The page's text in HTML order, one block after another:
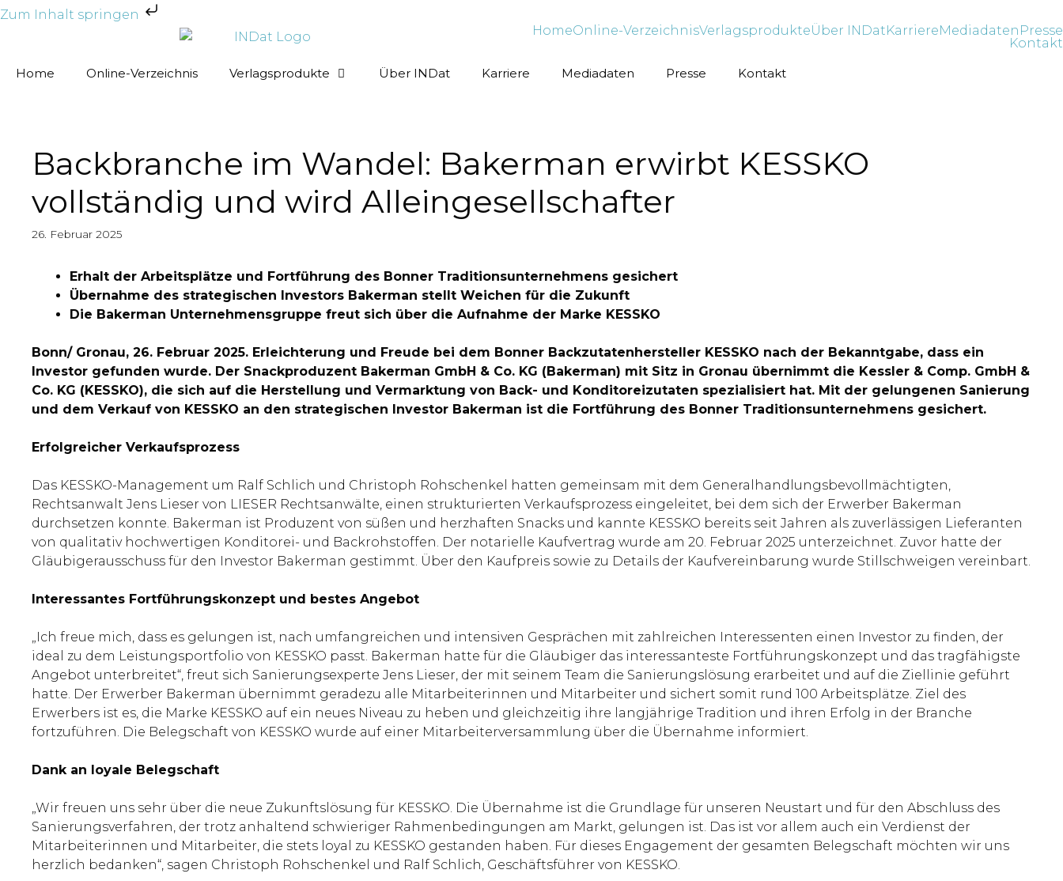
Zum Inhalt springen
HomeOnline-VerzeichnisVerlagsprodukteÜber INDatKarriereMediadaten Presse
Kontakt
Home
Online-Verzeichnis Verlagsprodukte Über INDat Karriere Mediadaten Presse Kontakt
Backbranche im Wandel: Bakerman erwirbt KESSKO
vollständig und wird Alleingesellschafter
26. Februar 2025
Erhalt der Arbeitsplätze und Fortführung des Bonner Traditionsunternehmens gesichert
Übernahme des strategischen Investors Bakerman stellt Weichen für die Zukunft
Die Bakerman Unternehmensgruppe freut sich über die Aufnahme der Marke KESSKO
Bonn/ Gronau, 26. Februar 2025. Erleichterung und Freude bei dem Bonner Backzutatenhersteller KESSKO nach der Bekanntgabe, dass ein
Investor gefunden wurde. Der Snackproduzent Bakerman GmbH & Co. KG (Bakerman) mit Sitz in Gronau übernimmt die Kessler & Comp. GmbH &
Co. KG (KESSKO), die sich auf die Herstellung und Vermarktung von Back- und Konditoreizutaten spezialisiert hat. Mit der gelungenen Sanierung
und dem Verkauf von KESSKO an den strategischen Investor Bakerman ist die Fortführung des Bonner Traditionsunternehmens gesichert.
Erfolgreicher Verkaufsprozess
Das KESSKO-Management um Ralf Schlich und Christoph Rohschenkel hatten gemeinsam mit dem Generalhandlungsbevollmächtigten,
Rechtsanwalt Jens Lieser von LIESER Rechtsanwälte, einen strukturierten Verkaufsprozess eingeleitet, bei dem sich der Erwerber Bakerman
durchsetzen konnte. Bakerman ist Produzent von süßen und herzhaften Snacks und kannte KESSKO bereits seit Jahren als zuverlässigen Lieferanten
von qualitativ hochwertigen Konditorei- und Backrohstoffen. Der notarielle Kaufvertrag wurde am 20. Februar 2025 unterzeichnet. Zuvor hatte der
Gläubigerausschuss für den Investor Bakerman gestimmt. Über den Kaufpreis sowie zu Details der Kaufvereinbarung wurde Stillschweigen vereinbart.
Interessantes Fortführungskonzept und bestes Angebot
„Ich freue mich, dass es gelungen ist, nach umfangreichen und intensiven Gesprächen mit zahlreichen Interessenten einen Investor zu finden, der
ideal zu dem Leistungsportfolio von KESSKO passt. Bakerman hatte für die Gläubiger das interessanteste Fortführungskonzept und das tragfähigste
Angebot unterbreitet“, freut sich Sanierungsexperte Jens Lieser, der mit seinem Team die Sanierungslösung erarbeitet und auf die Ziellinie geführt
hatte. Der Erwerber Bakerman übernimmt geradezu alle Mitarbeiterinnen und Mitarbeiter und sichert somit rund 100 Arbeitsplätze. Ziel des
Erwerbers ist es, die Marke KESSKO auf ein neues Niveau zu heben und gleichzeitig ihre langjährige Tradition und ihren Erfolg in der Branche
fortzuführen. Die Belegschaft von KESSKO wurde auf einer Mitarbeiterversammlung über die Übernahme informiert.
Dank an loyale Belegschaft
„Wir freuen uns sehr über die neue Zukunftslösung für KESSKO. Die Übernahme ist die Grundlage für unseren Neustart und für den Abschluss des
Sanierungsverfahren, der trotz anhaltend schwieriger Rahmenbedingungen am Markt, gelungen ist. Das ist vor allem auch ein Verdienst der
Mitarbeiterinnen und Mitarbeiter, die stets loyal zu KESSKO gestanden haben. Für dieses Engagement der gesamten Belegschaft möchten wir uns
herzlich bedanken“, sagen Christoph Rohschenkel und Ralf Schlich, Geschäftsführer von KESSKO.